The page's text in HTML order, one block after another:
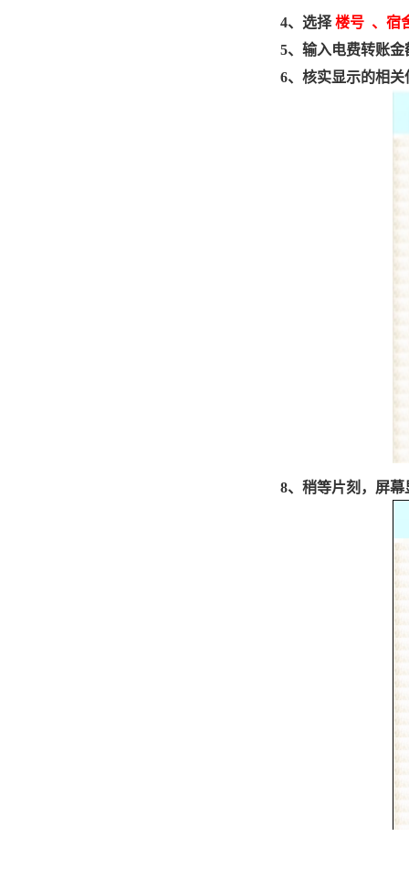
4、选择楼号 、宿
5、输入电费转账
6、核实显示的相
8、稍等片刻，屏